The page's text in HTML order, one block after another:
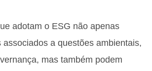
adotam o ESG não apenas
associados a questões ambientais,
mas também podem